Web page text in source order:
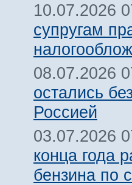
10.07.2026
супругам
08.07.2026
остались
Россией
03.07.2026
конца года
бензина по